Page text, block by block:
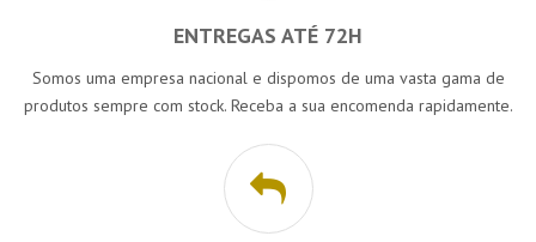
ENTREGAS ATÉ 72H
Somos uma empresa nacional e dispomos de uma vasta gama de
produtos sempre com stock. Receba a sua encomenda rapidamente.